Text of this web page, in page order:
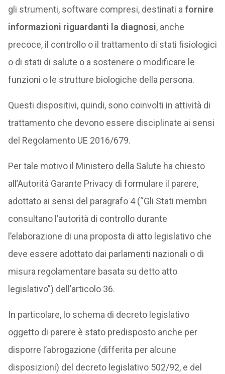
gli strumenti, software compresi, destinati a fornire
informazioni riguardanti la diagnosi, anche
precoce, il controllo o il trattamento di stati fisiologici
o di stati di salute o a sostenere o modificare le
funzioni o le strutture biologiche della persona.
Questi dispositivi, quindi, sono coinvolti in attività di
trattamento che devono essere disciplinate ai sensi
del Regolamento UE 2016/679.
Per tale motivo il Ministero della Salute ha chiesto
all’Autorità Garante Privacy di formulare il parere,
adottato ai sensi del paragrafo 4 (“Gli Stati membri
consultano l’autorità di controllo durante
l’elaborazione di una proposta di atto legislativo che
deve essere adottato dai parlamenti nazionali o di
misura regolamentare basata su detto atto
legislativo”) dell’articolo 36.
In particolare, lo schema di decreto legislativo
oggetto di parere è stato predisposto anche per
disporre l’abrogazione (differita per alcune
disposizioni) del decreto legislativo 502/92, e del